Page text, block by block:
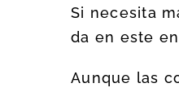
Si necesita
da en este
Aunque las